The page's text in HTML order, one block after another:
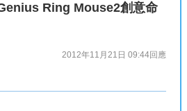
Ring Mouse2創意命
2012年11月21日 09:44回應